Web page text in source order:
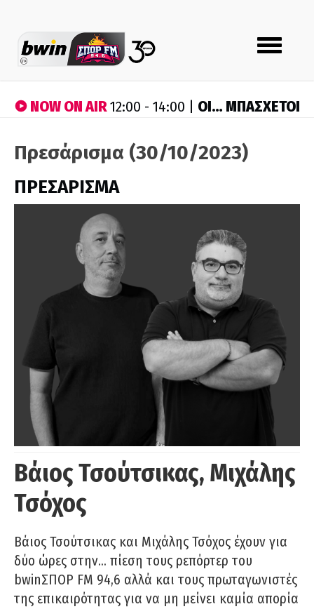
Toggle
navigation
NOW ON AIR12:00 - 14:00 | ΟΙ… ΜΠΑΣΧΕΤΟΙ
Πρεσάρισμα (30/10/2023)
ΠΡΕΣΑΡΙΣΜΑ
Βάιος Τσούτσικας, Μιχάλης
Τσόχος
Βάιος Τσούτσικας και Μιχάλης Τσόχος έχουν για
δύο ώρες στην… πίεση τους ρεπόρτερ του
bwinΣΠΟΡ FM 94,6 αλλά και τους πρωταγωνιστές
της επικαιρότητας για να μη μείνει καμία απορία